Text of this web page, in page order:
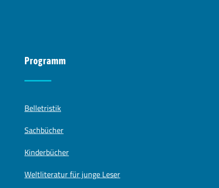
Programm
Belletristik
Sachbücher
Kinderbücher
Weltliteratur für junge Leser